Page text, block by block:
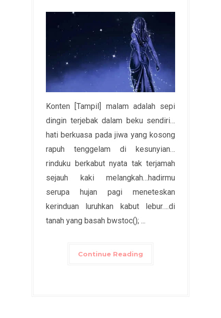
Konten [Tampil] malam adalah sepi
dingin terjebak dalam beku sendiri…
hati berkuasa pada jiwa yang kosong
rapuh tenggelam di kesunyian…
rinduku berkabut nyata tak terjamah
sejauh kaki melangkah…hadirmu
serupa hujan pagi meneteskan
kerinduan luruhkan kabut lebur….di
tanah yang basah bwstoc(); ...
Continue Reading